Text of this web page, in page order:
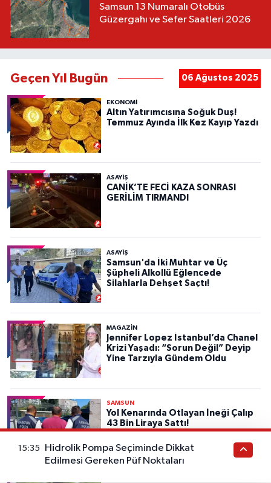
Samsun 13 Numaralı Otobüs
Güzergahı ve Sefer Saatleri 2026
Geçen Yıl Bugün 06 Ağustos 2025
EKONOMİ
Altın Yatırımcısına Soğuk Duş!
Temmuz Ayında İlk Kez Kayıp Yazdı
ASAYIŞ
CANİK’TE FECİ KAZA SONRASI
GERİLİM TIRMANDI
ASAYIŞ
Samsun'da İki Muhtar ve Üç
Şüpheli Alkollü Eğlencede
Silahlarla Dehşet Saçtı!
MAGAZİN
Jennifer Lopez İstanbul’da Chanel
Krizi Yaşadı: “Sorun Değil” Deyip
Yine Tarzıyla Gündem Oldu
SAMSUN
Yol Kenarında Otlayan İneği Çalıp
43 Bin Liraya Sattı!
15:35
Hidrolik Pompa Seçiminde Dikkat
Edilmesi Gereken Püf Noktaları